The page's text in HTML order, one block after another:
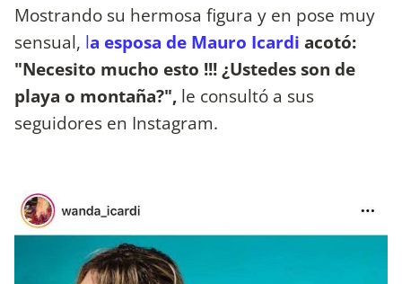
Mostrando su hermosa figura y en pose muy
sensual, la esposa de Mauro Icardi acotó:
"Necesito mucho esto !!! ¿Ustedes son de
playa o montaña?", le consultó a sus
seguidores en Instagram.